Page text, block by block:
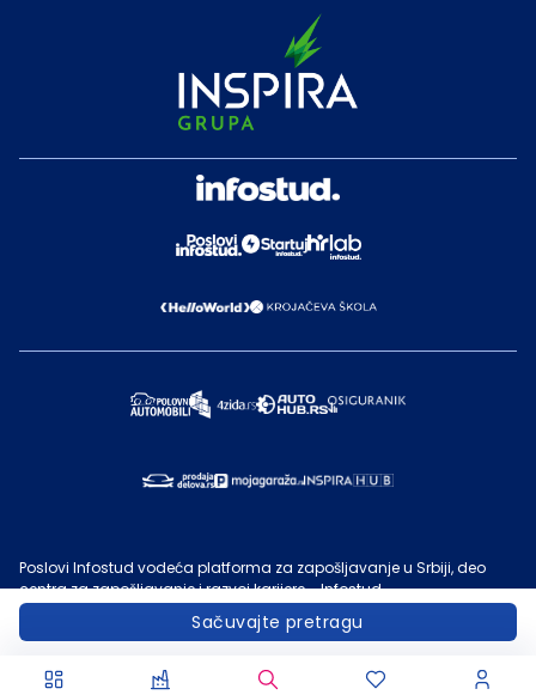
Sačuvajte pretragu
Poslovi Infostud vodeća platforma za zapošljavanje u Srbiji, deo
centra za zapošljavanje i razvoj karijere - Infostud.
©
Infostud rešenja d.o.o. Subotica
Poslovi.infostud.com
je vlasništvo Infostuda. Zabranjeno je njegovo
u druge svrhe, osim za lične potrebe posetilaca sajta.